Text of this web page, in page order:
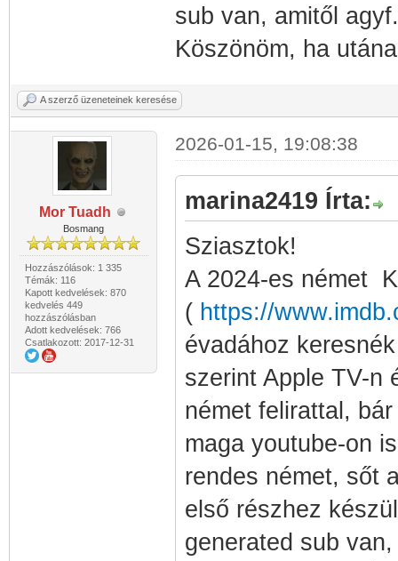
sub van, amitől
Köszönöm, ha
A szerző üzeneteinek keresése
Mor Tuadh
Bosmang
Hozzászólások: 1 335
Témák: 116
Kapott kedvelések: 870
kedvelés 449
hozzászólásban
Adott kedvelések: 766
Csatlakozott: 2017-12-31
2026-01-15, 19:08:38
marina2419 Írta:
Sziasztok!
A 2024-es német
( https://
évadához
szerint Apple TV-n
német felirattal,
maga youtube-on
rendes német, sőt
első részhez
generated sub